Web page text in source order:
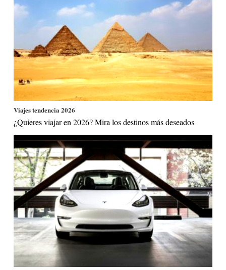
Viajes tendencia 2026
¿Quieres viajar en 2026? Mira los destinos más deseados